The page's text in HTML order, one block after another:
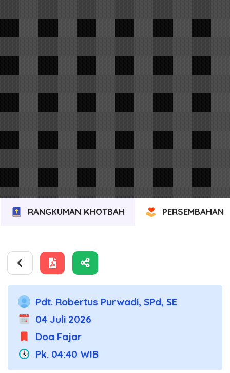
RANGKUMAN KHOTBAH PERSEMBAHAN
Pdt. Robertus Purwadi, SPd, SE
04 Juli 2026
Doa Fajar
Pk. 04:40 WIB